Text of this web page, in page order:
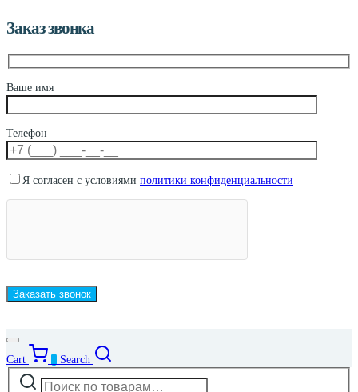
Заказ звонка
Ваше имя
Телефон
Я согласен с условиями политики конфиденциальности
Cart 0 Search
Искать: